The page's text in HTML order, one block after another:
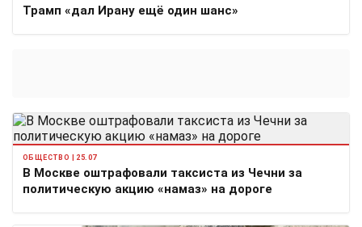
Трамп «дал Ирану ещё один шанс»
ОБЩЕСТВО | 25.07
В Москве оштрафовали таксиста из Чечни за
политическую акцию «намаз» на дороге